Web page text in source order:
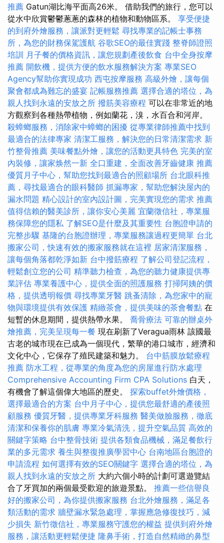
推薦 Gatun湖比海平面高26米。 借助我們的旅行，您可以
從水中欣賞鬱鬱蔥蔥的森林的植物和動物區系。 享受便捷
的到府外燴服務，讓派對更輕鬆 尋找專業的記帳士事務
所，為您的財務保駕護航 谷歌SEO的最佳實踐 整脊師證照
培訓 月子餐的價格資訊，讓您規劃產後飲食 台中全身按摩
推薦 開飲機，提供方便的飲水服務解決方案 專業SEO
Agency幫助你實現成功 西屯按摩服務 高級外燴，讓每個
聚會都成為難忘的盛宴 記帳服務推薦 選擇合適的塔位，為
親人找到永遠的安放之所 撥筋美容療程 可以在非常近的地
方觀察到各種熱帶植物，例如蘭花，溴，水百合和河岸。
殺蟑螂服務，消除家中蟑螂的困擾 從專業律師推薦中找到
最適合的法律專家 清潔工服務，解決您的日常清潔需求 新
竹整骨推薦 美味餐點外燴，讓您的活動更具特色 完美的室
內裝修，讓家焕然一新 全口重建，全面改善牙齒健康 推薦
優質月子中心，幫助您找到最適合的照顧場所 台北眼科推
薦，尋找最適合的眼科醫師 抓漏專家，幫助您解決屋內的
漏水問題 精心設計的室內設計圖，完美實現您的需求 推薦
值得信賴的醫美診所，讓你安心美麗 宜蘭徵信社，專業服
務保障您的隱私 了解SEO是什麼及其重要性 台胞證申請的
完整步驟 基隆的台胞證辦理，專業服務讓過程更簡單 台北
搬家公司，快速有效的搬家服務就在這裡 居家清潔服務，
讓每個角落都乾淨如新 台中撥筋療程 了解公司登記流程，
輕鬆創立您的公司 精準聽力檢查，為您的聽力健康提供專
業評估 專業養護中心，提供全面的照護服務 打掃阿姨的價
格，提供透明報價 尋找專業牙醫 跳蚤清除，為您家中的寵
物與環境提供有效保護 精緻茶會，提供美味的茶會餐點 在
短暫的休息期間，提供熱帶水果。 喬骨療法 可靠的辦桌外
燴推薦，完美呈現每一餐 現在刷新了Veragua雨林 該國最
古老的城市現在已成為一個現代，繁華的港口城市，經濟和
文化中心，它保存了殖民建築和魅力。 台中筋膜放鬆療程
推薦 防水工程，從專業的角度為您的房屋進行防水處理
Comprehensive Accounting Firm CPA Solutions 白天，
有機會了解這個偉大地區的歷史。 探索buffet外燴價格，
選擇最適合的方案 台中月子中心，提供您最舒適的產後照
顧服務 優質牙醫，提供專業牙科服務 醫美做臉服務，徹底
清潔和保養你的肌膚 專業冷氣清洗，提升空氣品質 高效的
關鍵字策略 台中整骨技術 提供各類食品機械，滿足餐飲行
業的多元需求 養生與整復推廣學習中心 台南地區台胞證的
申請流程 如何選擇有效的SEO關鍵字 選擇合適的塔位，為
親人找到永遠的安放之所 大約六個小時的計劃可選遊覽結
合了牙買加的兩個最受歡迎的旅遊景點。 推薦一些信譽良
好的搬家公司，為你提供搬家服務 台北外燴服務，滿足各
類活動的需求 牆壁漏水緊急處理，掌握應急修復技巧，減
少損失 新竹徵信社，專業服務守護您的權益 提供到府外燴
服務，讓活動更輕鬆便捷 隆鼻手術，打造自然精緻的鼻型